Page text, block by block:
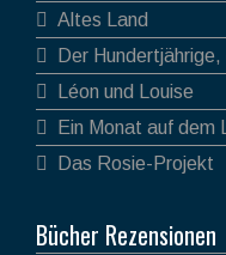
Altes Land
Der
verschwand
Léon und Louise
Ein Monat auf dem
Das Rosie-Projekt
Bücher Rezensionen